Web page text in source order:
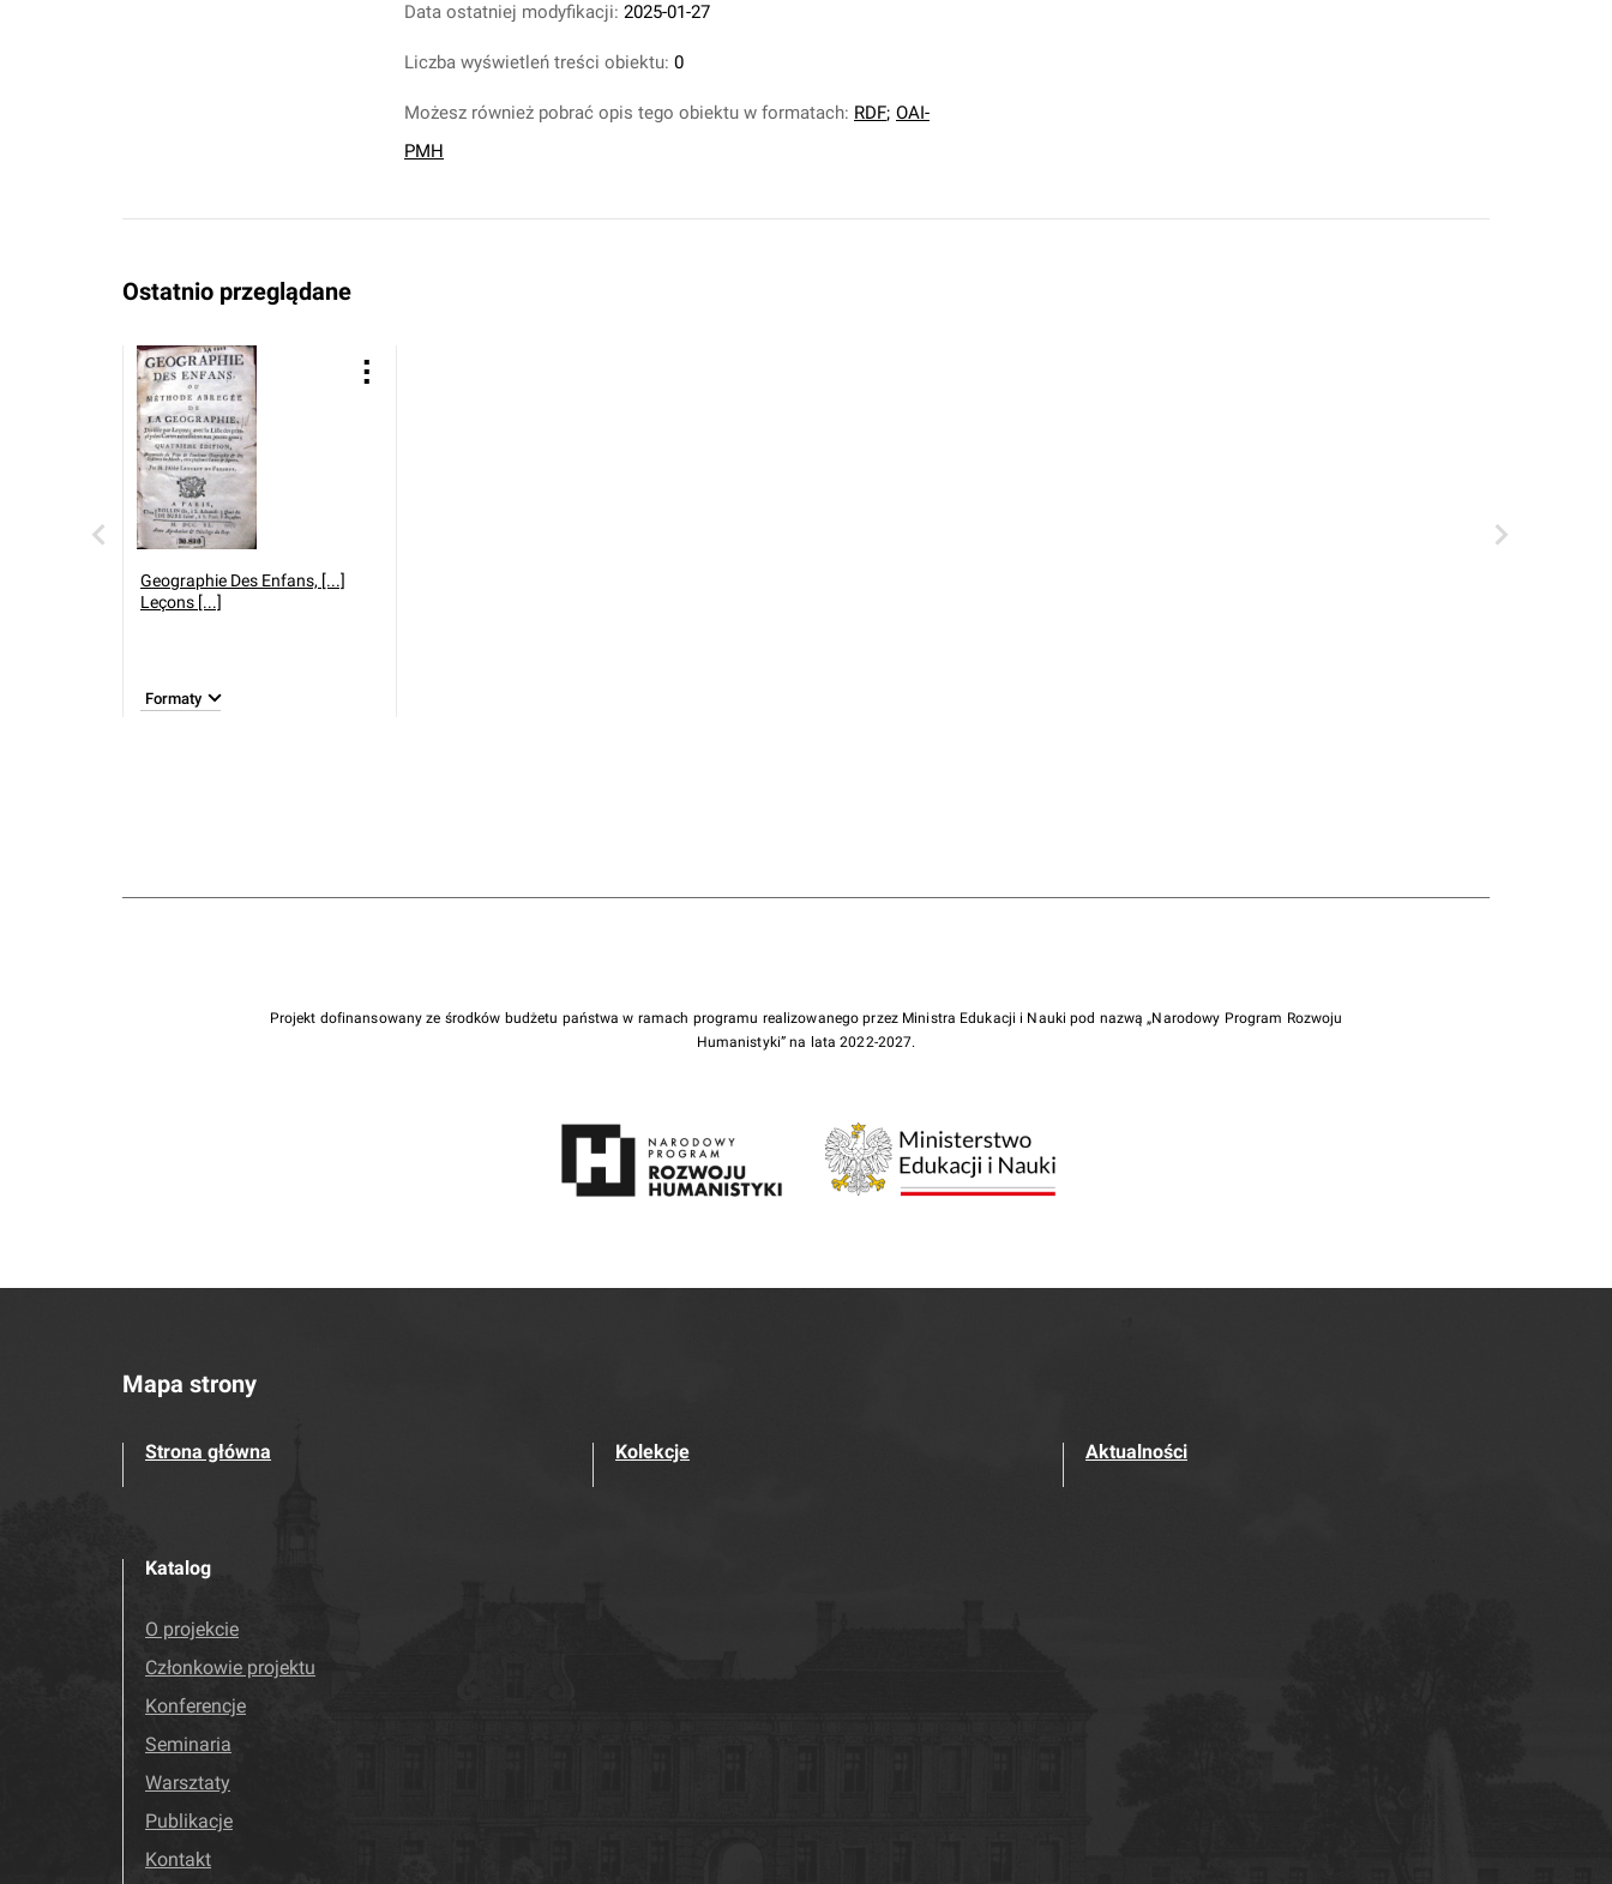
Data ostatniej modyfikacji: 2025-01-27
Liczba wyświetleń treści obiektu: 0
Możesz również pobrać opis tego obiektu w formatach: RDF; OAI-
PMH
Ostatnio przeglądane
Geographie Des Enfans, [...]
Leçons [...]
Formaty
Projekt dofinansowany ze środków budżetu państwa w ramach programu realizowanego przez Ministra Edukacji i Nauki pod nazwą „Narodowy Program Rozwoju
Humanistyki” na lata 2022-2027.
Mapa strony
Strona główna Kolekcje Aktualności
Katalog
O projekcie
Członkowie projektu
Konferencje
Seminaria
Warsztaty
Publikacje
Kontakt